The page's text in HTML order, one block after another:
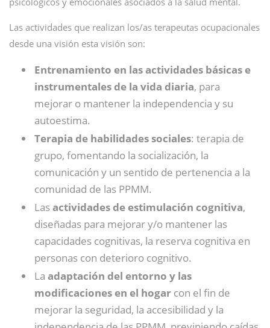
Las actividades que realizan los/as terapeutas ocupacionales
desde una visión esta visión son:
Entrenamiento en las actividades básicas e
instrumentales de la vida diaria, para
mejorar o mantener la independencia y su
autoestima.
Terapia de habilidades sociales: terapia de
grupo, fomentando la socialización, la
comunicación y un sentido de pertenencia a la
comunidad de las PPMM.
Lasactividades de estimulación cognitiva,
diseñadas para mejorar y/o mantener las
capacidades cognitivas, la reserva cognitiva en
personas con deterioro cognitivo.
La adaptación del entorno y las
modificaciones en el hogar con el fin de
mejorar la seguridad, la accesibilidad y la